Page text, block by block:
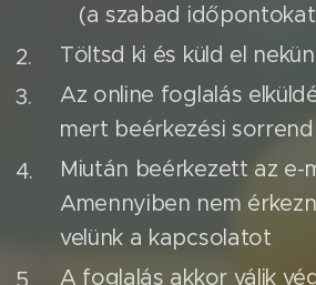
(a szabad időpontokat
Töltsd ki és küld el
Az online foglalás
mert beérkezési
Miután beérkezett az e-
Amennyiben nem
velünk a kapcsolatot
A foglalás akkor válik